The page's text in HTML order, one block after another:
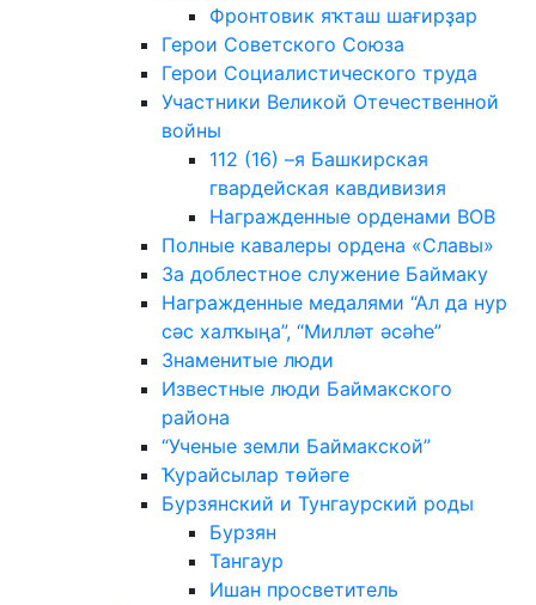
Фронтовик яҡташ шағирҙар
Герои Советского Союза
Герои Социалистического труда
Участники Великой Отечественной
войны
112 (16) –я Башкирская
гвардейская кавдивизия
Награжденные орденами ВОВ
Полные кавалеры ордена «Славы»
За доблестное служение Баймаку
Награжденные медалями “Ал да нур
сәс халҡыңа”, “Милләт әсәһе”
Знаменитые люди
Известные люди Баймакского
района
“Ученые земли Баймакской”
Ҡурайсылар төйәге
Бурзянский и Тунгаурский роды
Бурзян
Тангаур
Ишан просветитель